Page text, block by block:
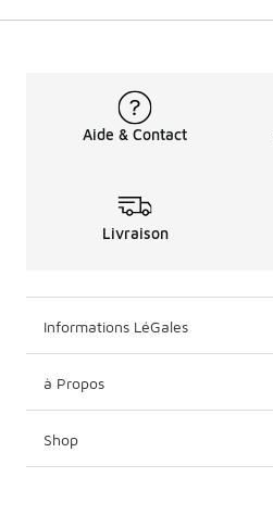
Aide & Contact
Livraison
Informations LéGales
à Propos
Shop